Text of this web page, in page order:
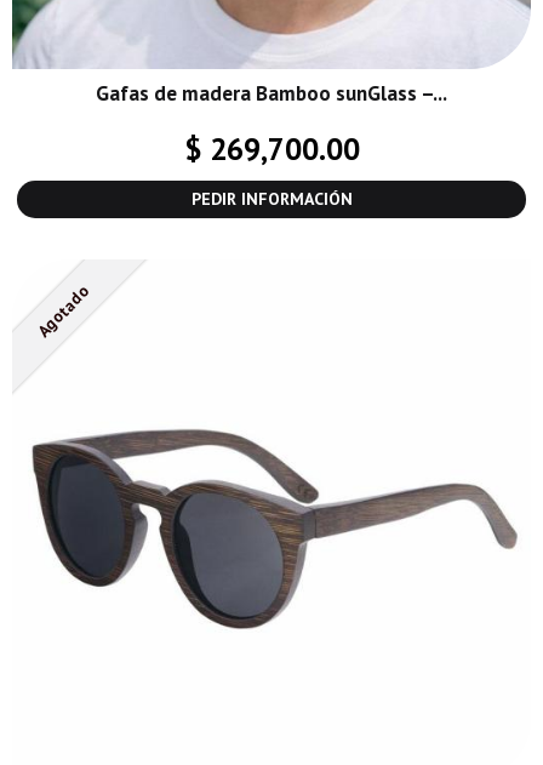
Gafas de madera Bamboo sunGlass –...
$ 269,700.00
PEDIR INFORMACIÓN
Agotado